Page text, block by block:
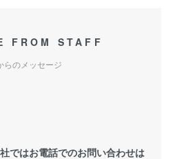
FROM STAFF
らのメッセージ
ではお電話でのお問い合わせは